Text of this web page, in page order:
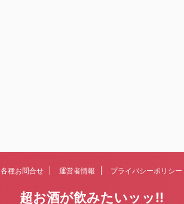
各種お問合せ 運営者情報 プライバシーポリシー
超お酒が飲みたいッッ!!